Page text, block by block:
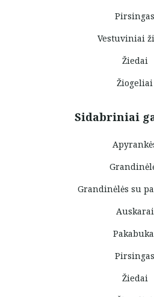
Pirsingas
Vestuviniai
Žiedai
Žiogeliai
Sidabriniai
Grandinėlės su
Auskarai
Pirsingas
Žiedai